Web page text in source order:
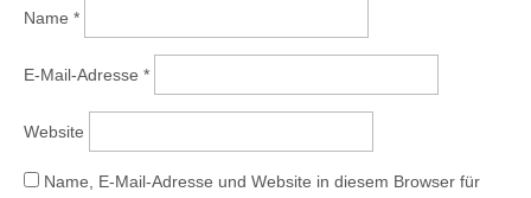
Name *
E-Mail-Adresse *
Website
Name, E-Mail-Adresse und Website in diesem Browser für